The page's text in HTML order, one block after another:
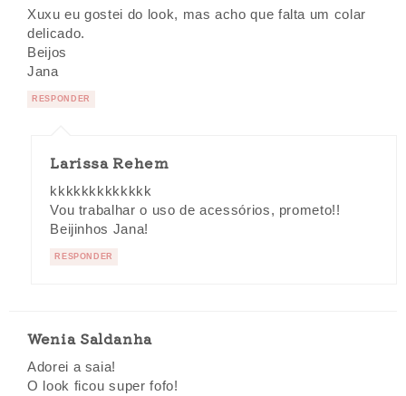
Xuxu eu gostei do look, mas acho que falta um colar
delicado.
Beijos
Jana
RESPONDER
Larissa Rehem
kkkkkkkkkkkkk
Vou trabalhar o uso de acessórios, prometo!!
Beijinhos Jana!
RESPONDER
Wenia Saldanha
Adorei a saia!
O look ficou super fofo!